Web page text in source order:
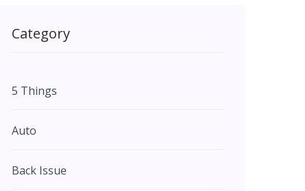
Category
5 Things
Auto
Back Issue